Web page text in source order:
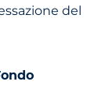
del